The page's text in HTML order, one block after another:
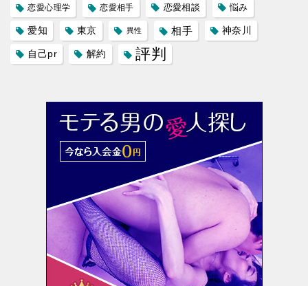
恋愛心理学 恋愛相手 恋愛相談 悩み
愛知 東京 異性 相手 神奈川
自己pr 解約 評判